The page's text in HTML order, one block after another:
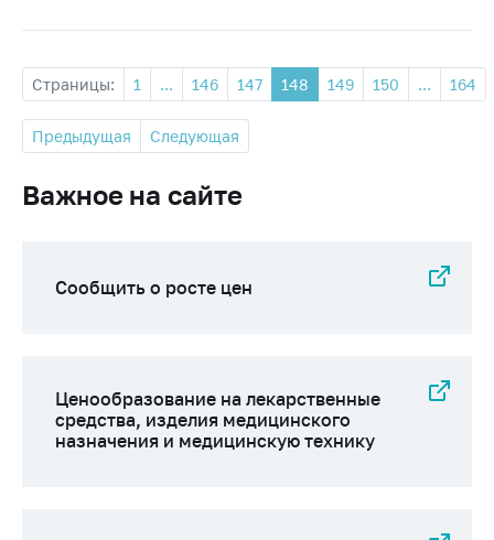
Страницы: 1 ... 146 147 148 149 150 ... 164
Предыдущая Следующая
Важное на сайте
Сообщить о росте цен
Ценообразование на лекарственные
средства, изделия медицинского
назначения и медицинскую технику